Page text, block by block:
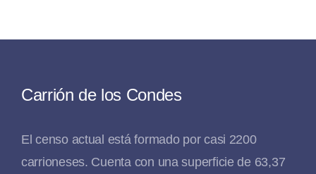
Carrión de los Condes
El censo actual está formado por casi 2200
carrioneses. Cuenta con una superficie de 63,37